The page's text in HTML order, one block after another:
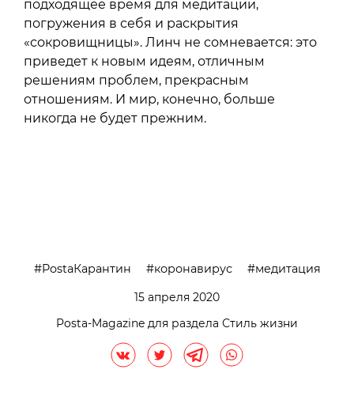
подходящее время для медитации,
погружения в себя и раскрытия
«сокровищницы». Линч не сомневается: это
приведет к новым идеям, отличным
решениям проблем, прекрасным
отношениям. И мир, конечно, больше
никогда не будет прежним.
PostaКарантин коронавирус
медитация
15 апреля 2020
Posta-Magazine для раздела Стиль жизни